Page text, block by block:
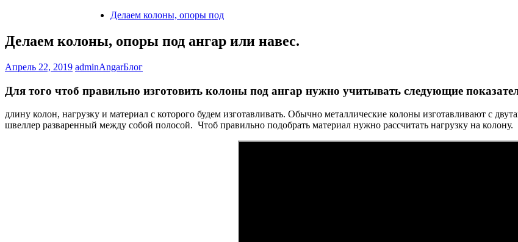
Делаем колоны, опоры под
Делаем колоны, опоры под ангар или навес.
Апрель 22, 2019 adminAngarБлог
Для того чтоб правильно изготовить колоны под ангар нужно учитывать следующие
длину колон, нагрузку и материал с которого будем изготавливать. Обычно металлические колоны изготавливают с
швеллер разваренный между собой полосой. Чтоб правильно подобрать материал нужно рассчитать нагрузку на колону.